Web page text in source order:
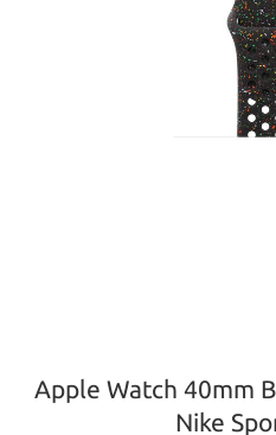
Apple Watch 40mm
Nike